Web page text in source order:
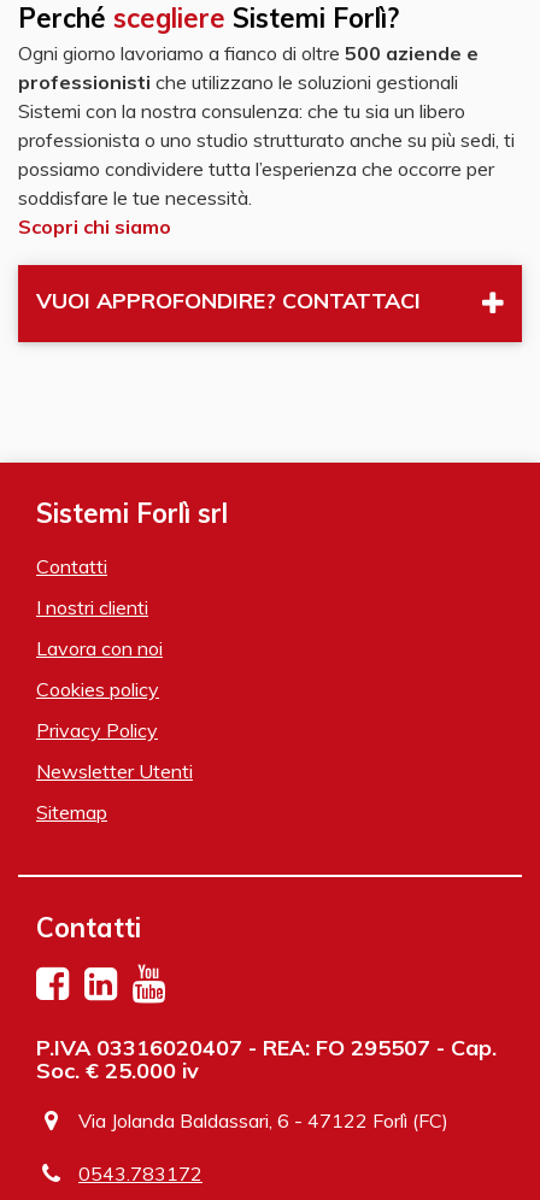
Perché scegliere Sistemi Forlì?
Ogni giorno lavoriamo a fianco di oltre 500 aziende e
professionisti che utilizzano le soluzioni gestionali
Sistemi con la nostra consulenza: che tu sia un libero
professionista o uno studio strutturato anche su più sedi, ti
possiamo condividere tutta l’esperienza che occorre per
soddisfare le tue necessità.
Scopri chi siamo
VUOI APPROFONDIRE? CONTATTACI
Sistemi Forlì srl
Contatti
I nostri clienti
Lavora con noi
Cookies policy
Privacy Policy
Newsletter Utenti
Sitemap
Contatti
P.IVA 03316020407 - REA: FO 295507 - Cap.
Soc. € 25.000 iv
Via Jolanda Baldassari, 6 - 47122 Forlì (FC)
0543.783172